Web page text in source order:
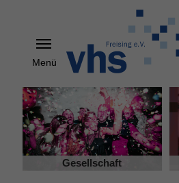
Menü
Gesellschaft